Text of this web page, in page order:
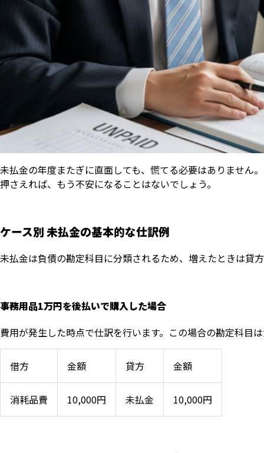
未払金の年度またぎに直面しても、慌てる必要はありません
押さえれば、もう不安になることはないでしょう。
ケース別 未払金の基本的な仕訳例
未払金は負債の勘定科目に分類されるため、増えたときは貸
事務用品1万円を後払いで購入した場合
費用が発生した時点で仕訳を行います。この場合の勘定科目
借方 金額 貸方 金額
消耗品費 10,000円 未払金 10,000円